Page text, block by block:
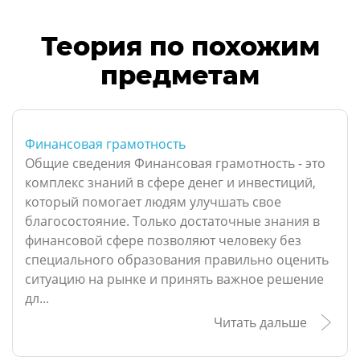
Теория по похожим
предметам
Финансовая грамотность
Общие сведения Финансовая грамотность - это
комплекс знаний в сфере денег и инвестиций,
который помогает людям улучшать свое
благосостояние. Только достаточные знания в
финансовой сфере позволяют человеку без
специального образования правильно оценить
ситуацию на рынке и принять важное решение
дл...
Читать дальше